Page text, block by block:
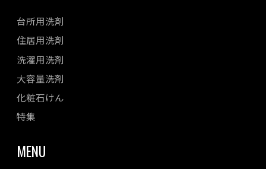
台所用洗剤
住居用洗剤
洗濯用洗剤
大容量洗剤
化粧石けん
特集
MENU